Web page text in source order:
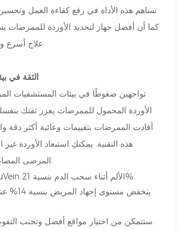
تساهم هذه الأداة في رفع كفاءة العمل
كما أن أفضل جهاز لتحديد الأوردة للممرضات
الثقة في
تواجهين ضغوطًا في بيئات المستشفيات
الأوردة المحمول للممرضات يعزز ثقتك
أفادت الممرضات بتقييمات وعائية أكثر دقة
هذه التقنية. يمكنكِ استبعاد الأوردة غير
يقلل جهاز AccuVein الألم أثناء سحب الدم بنسبة 21%.
ينخفض ​​مستوى